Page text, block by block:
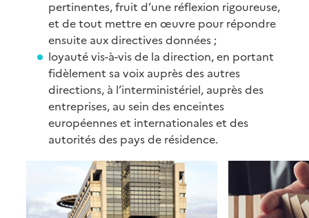
pertinentes, fruit d’une réflexion rigoureuse,
et de tout mettre en œuvre pour répondre
ensuite aux directives données ;
loyauté vis-à-vis de la direction, en portant
fidèlement sa voix auprès des autres
directions, à l’interministériel, auprès des
entreprises, au sein des enceintes
européennes et internationales et des
autorités des pays de résidence.